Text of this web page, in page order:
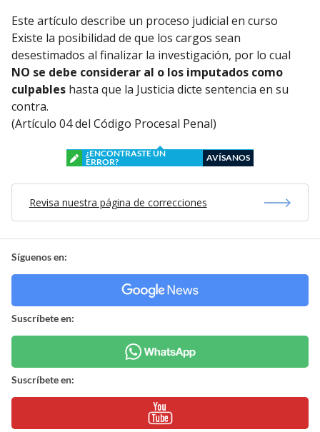
Este artículo describe un proceso judicial en curso
Existe la posibilidad de que los cargos sean
desestimados al finalizar la investigación, por lo cual
NO se debe considerar al o los imputados como
culpables hasta que la Justicia dicte sentencia en su
contra.
(Artículo 04 del Código Procesal Penal)
¿ENCONTRASTE UN
ERROR?
AVÍSANOS
Revisa nuestra página de correcciones
Síguenos en:
Suscríbete en:
Suscríbete en: